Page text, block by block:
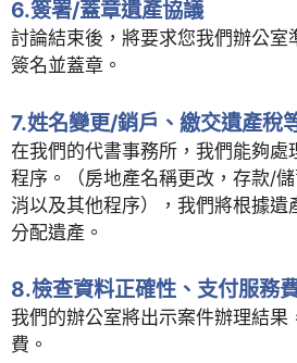
6.簽署/蓋章遺產協議
討論結束後，將要求您我們辦公室
簽名並蓋章。
7.姓名變更/銷戶、繳交遺產稅
在我們的代書事務所，我們能夠處
程序。（房地產名稱更改，存款/
消以及其他程序），我們將根據遺
分配遺產。
8.檢查資料正確性、支付服務
我們的辦公室將出示案件辦理結果
費。